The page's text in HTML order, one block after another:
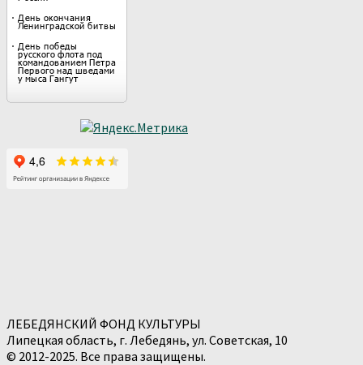
ЛЕБЕДЯНСКИЙ ФОНД КУЛЬТУРЫ
Липецкая область, г. Лебедянь, ул. Советская, 10
© 2012-2025. Все права защищены.